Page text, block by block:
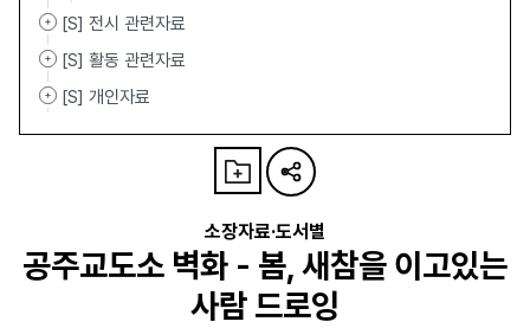
[S] 전시 관련자료
[S] 활동 관련자료
[S] 개인자료
소장자료·도서별
공주교도소 벽화 - 봄, 새참을 이고있는
사람 드로잉